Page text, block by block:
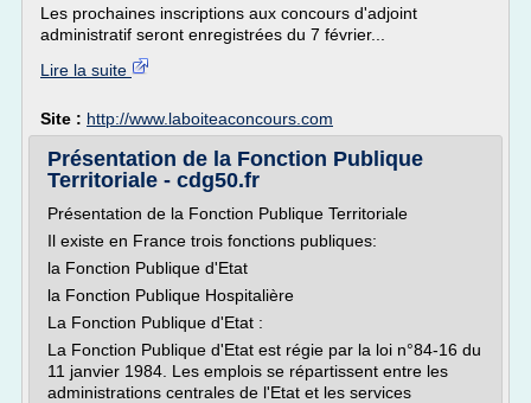
Les prochaines inscriptions aux concours d'adjoint
administratif seront enregistrées du 7 février...
Lire la suite
Site : http://www.laboiteaconcours.com
Présentation de la Fonction Publique
Territoriale - cdg50.fr
Présentation de la Fonction Publique Territoriale
Il existe en France trois fonctions publiques:
la Fonction Publique d'Etat
la Fonction Publique Hospitalière
La Fonction Publique d'Etat :
La Fonction Publique d'Etat est régie par la loi n°84-16 du
11 janvier 1984. Les emplois se répartissent entre les
administrations centrales de l'Etat et les services